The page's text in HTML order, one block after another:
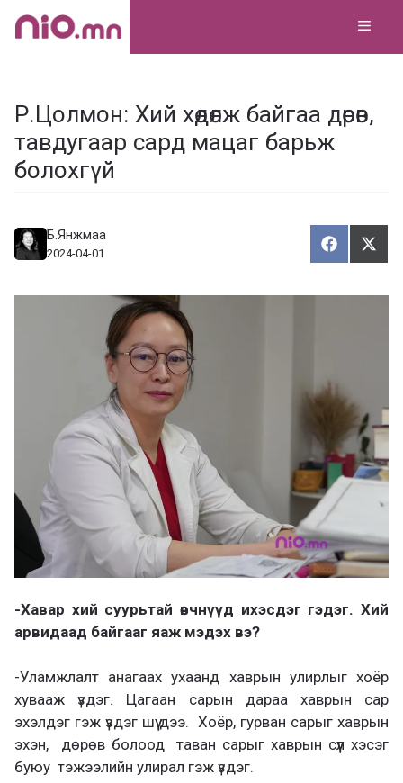
Skip
Р.Цолмон: Хий хөдөлж байгаа дөрөв,
тавдугаар сард мацаг барьж
болохгүй
Б.Янжмаа
2024-04-01
Х
у
а
Т
э
-Хавар хий суурьтай өвчнүүд ихэсдэг гэдэг. Хий
арвидаад байгааг яаж мэдэх вэ?
-Уламжлалт анагаах ухаанд хаврын улирлыг хоёр
хувааж үздэг. Цагаан сарын дараа хаврын сар
эхэлдэг гэж үздэг шүү дээ. Хоёр, гурван сарыг хаврын
эхэн, дөрөв болоод таван сарыг хаврын сүүл хэсэг
буюу тэжээлийн улирал гэж үздэг.